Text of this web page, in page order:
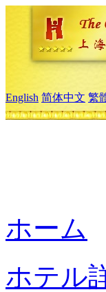
English 简体中文 繁
ホーム
ホテル